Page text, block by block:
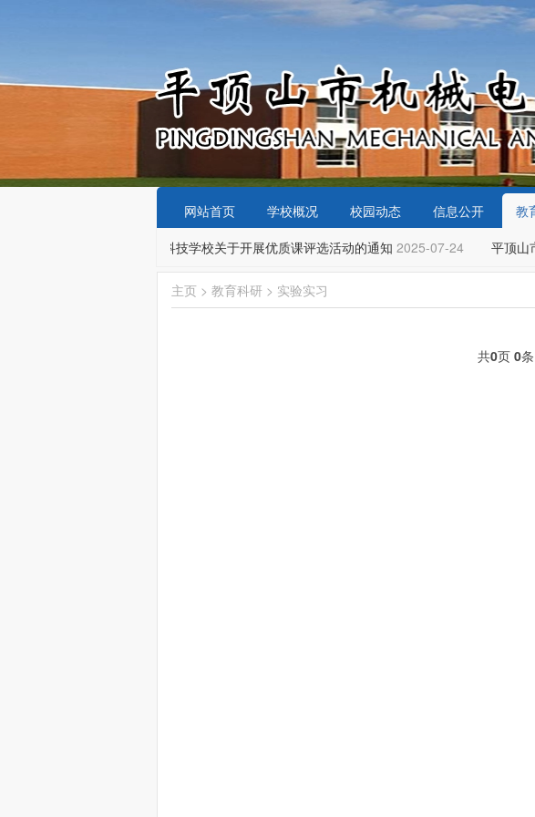
网站首页 学校概况 校园动态 信息公开 教
平顶山市机械电子科技学校关于开展优质课评选活动的通知 2025-07-24 平顶山
主页 > 教育科研 > 实验实习
共0页 0条